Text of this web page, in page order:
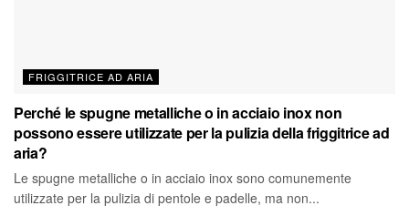
FRIGGITRICE AD ARIA
Perché le spugne metalliche o in acciaio inox non
possono essere utilizzate per la pulizia della friggitrice ad
aria?
Le spugne metalliche o in acciaio inox sono comunemente
utilizzate per la pulizia di pentole e padelle, ma non...